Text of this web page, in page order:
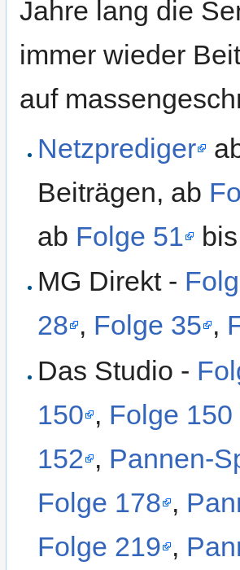
Jahre lang die
immer wieder
auf
Netzprediger
Beiträgen, ab
ab Folge 51
MG Direkt -
28 , Folge 35 ,
Das Studio -
150 , Folge
152 , Pannen-
Folge 178 ,
Folge 219 ,